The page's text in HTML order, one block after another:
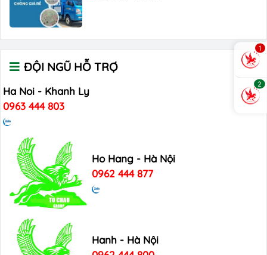
ĐỘI NGŨ HỖ TRỢ
Ha Noi - Khanh Ly
0963 444 803
Ho Hang - Hà Nội
0962 444 877
Hanh - Hà Nội
1
2